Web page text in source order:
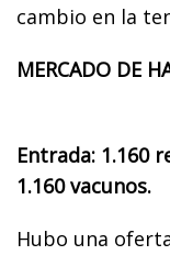
cambio en la
MERCADO DE
Entrada: 1.160
1.160 vacunos.
Hubo una